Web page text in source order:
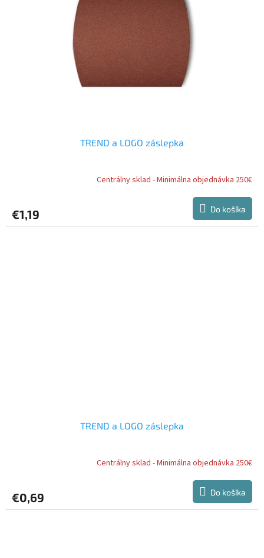
TREND a LOGO záslepka
Centrálny sklad - Minimálna objednávka 250€
€1,19 Do košíka
TREND a LOGO záslepka
Centrálny sklad - Minimálna objednávka 250€
€0,69 Do košíka